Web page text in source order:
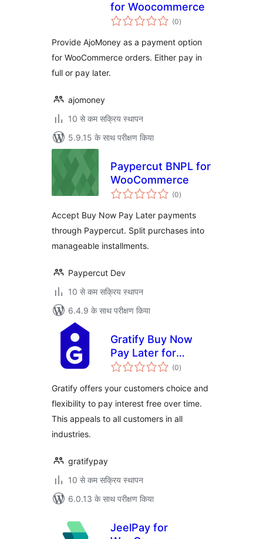
for Woocommerce
(0कुल
दर)
Provide AjoMoney as a payment option
for WooCommerce orders. Either pay in
full or pay later.
ajomoney
10 से कम सक्रिय स्थापन
5.9.15 के साथ परीक्षण किया
Paypercut BNPL for
WooCommerce
(0कुल
दर)
Accept Buy Now Pay Later payments
through Paypercut. Split purchases into
manageable installments.
Paypercut Dev
10 से कम सक्रिय स्थापन
6.4.9 के साथ परीक्षण किया
Gratify Buy Now
Pay Later for
WooCommerce
(0कुल
दर)
Gratify offers your customers choice and
flexibility to pay interest free over time.
This appeals to all customers in all
industries.
gratifypay
10 से कम सक्रिय स्थापन
6.0.13 के साथ परीक्षण किया
JeelPay for